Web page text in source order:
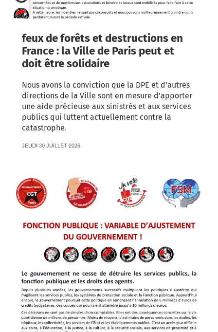
feux de forêts et destructions en
France : la Ville de Paris peut et
doit être solidaire
Nous avons la conviction que la DPE et d’autres
directions de la Ville sont en mesure d’apporter
une aide précieuse aux sinistrés et aux services
publics qui luttent actuellement contre la
catastrophe.
JEUDI 30 JUILLET 2026